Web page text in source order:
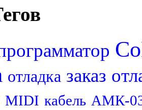
отладка заказ
MIDI кабель АМК-